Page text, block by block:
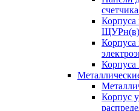
Корпуса
ЩУРн(в)
Корпуса
Корпус